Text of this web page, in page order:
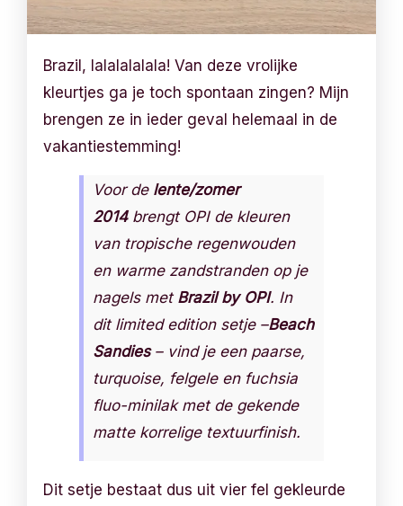
Brazil, lalalalalala! Van deze vrolijke
kleurtjes ga je toch spontaan zingen? Mijn
brengen ze in ieder geval helemaal in de
vakantiestemming!
Voor de lente/zomer
2014brengt OPI de kleuren
van tropische regenwouden
en warme zandstranden op je
nagels met Brazil by OPI. In
dit limited edition setje –Beach
Sandies– vind je een paarse,
turquoise, felgele en fuchsia
fluo-minilak met de gekende
matte korrelige textuurfinish.
Dit setje bestaat dus uit vier fel gekleurde